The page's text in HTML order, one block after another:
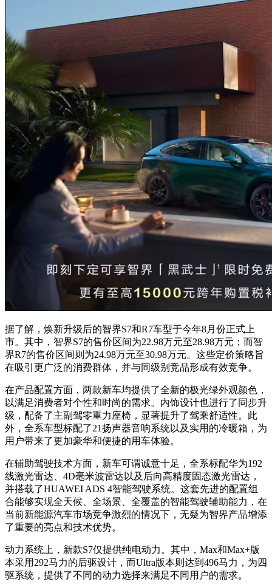
据了解，焕新升级后的智界S7和R7车型于今年8月份正式上
市。其中，智界S7的售价区间为22.98万元至28.98万元；而智
界R7的售价区间则为24.98万元至30.98万元。这些定价策略旨
在吸引更广泛的消费群体，并与同级别竞品形成有效竞争。
在产品配置方面，两款新车均提供了全新的极光绿外观颜色，
以满足消费者对个性和时尚的需求。内饰设计也进行了同步升
级，配备了主副驾零重力座椅，显著提升了驾乘舒适性。此
外，全系车型标配了21扬声器音响系统以及实用的冷暖箱，为
用户带来了更加豪华和便捷的用车体验。
在辅助驾驶技术方面，新车可谓诚意十足，全系标配华为192
线激光雷达、4D毫米波雷达以及后向高精度固态激光雷达，
并搭载了HUAWEI ADS 4智能驾驶系统。这套先进的配置组
合能够实现全天候、全场景、全覆盖的智能驾驶辅助能力，在
当前新能源汽车市场竞争激烈的情况下，无疑为智界产品增添
了重要的亮点和技术优势。
动力系统上，新款S7仅提供纯电动力。其中，Max和Max+版
本采用292马力的后驱设计，而Ultra版本则达到496马力，为四
驱系统，提供了不同的动力选择来满足不同用户的需求。